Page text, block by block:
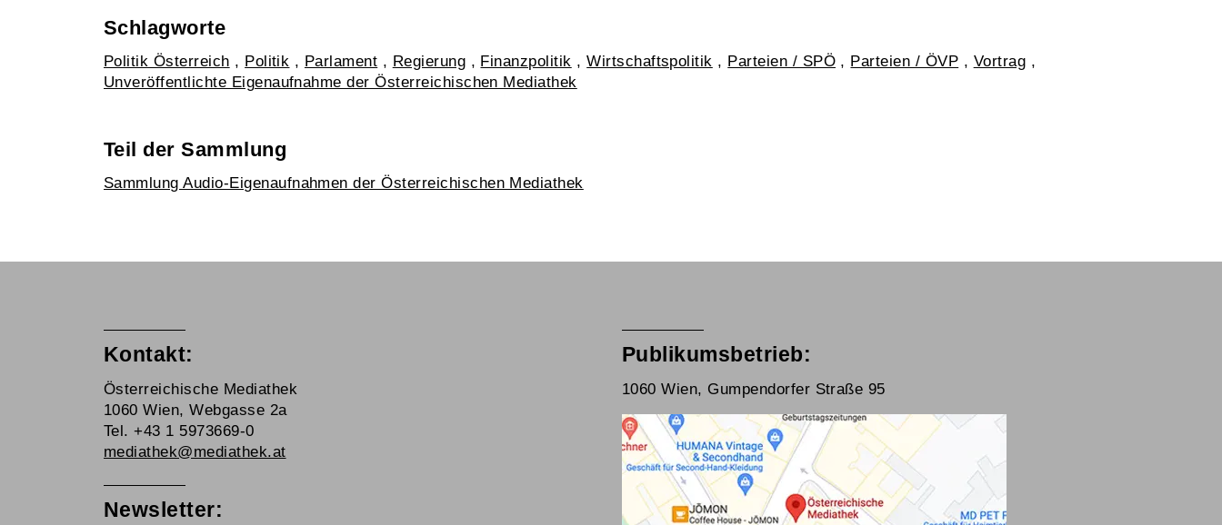
Schlagworte
Politik Österreich , Politik , Parlament , Regierung , Finanzpolitik ,Wirtschaftspolitik , Parteien / SPÖ , Parteien / ÖVP , Vortrag ,
Unveröffentlichte Eigenaufnahme der Österreichischen Mediathek
Teil der Sammlung
Sammlung Audio-Eigenaufnahmen der Österreichischen Mediathek
Kontakt:
Österreichische Mediathek
1060 Wien, Webgasse 2a
Tel. +43 1 5973669-0
mediathek@mediathek.at
Newsletter:
Publikumsbetrieb:
1060 Wien, Gumpendorfer Straße 95